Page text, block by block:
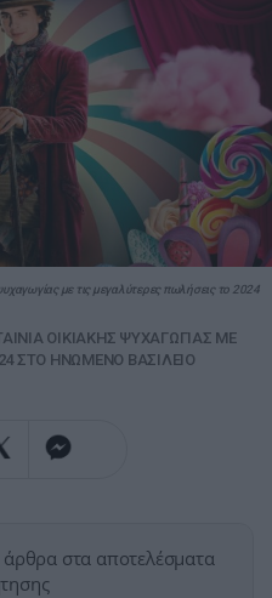
με τις μεγαλύτερες πωλήσεις το 2024
ΟΙΚΙΑΚΗΣ ΨΥΧΑΓΩΓΙΑΣ ΜΕ
ΣΤΟ ΗΝΩΜΕΝΟ ΒΑΣΙΛΕΙΟ
στα αποτελέσματα